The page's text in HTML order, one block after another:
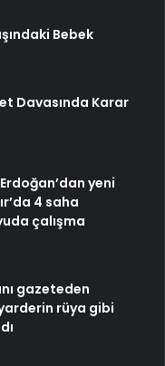
Bebek
Davasında Karar
yeni
4 saha
çalışma
gazeteden
rüya gibi